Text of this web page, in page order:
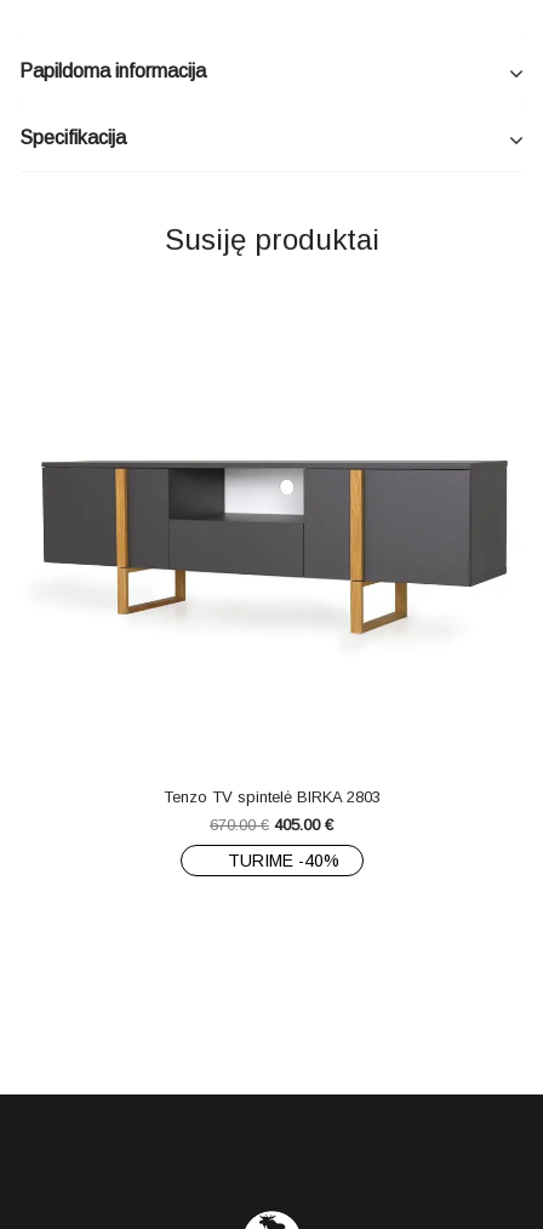
Papildoma informacija
Specifikacija
Susiję produktai
Tenzo TV spintelė BIRKA 2803
670.00€ 405.00 €
TURIME -40%